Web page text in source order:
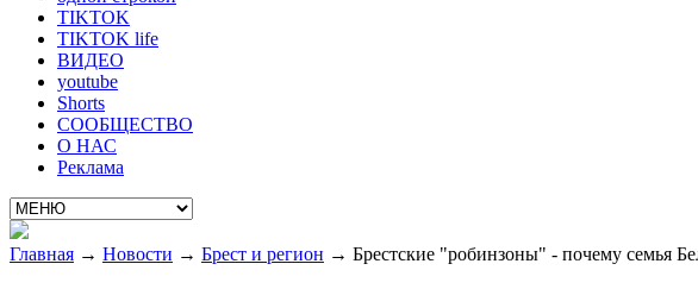
TIKTOK
TIKTOK life
ВИДЕО
youtube
Shorts
СООБЩЕСТВО
О НАС
Реклама
Главная → Новости → Брест и регион → Брестские "робинзоны" - почему семья